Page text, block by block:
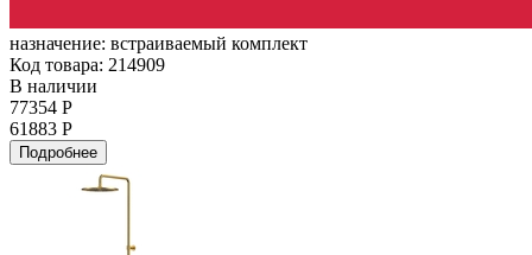
назначение: встраиваемый комплект
Код товара: 214909
В наличии
77354 Р
61883 Р
Подробнее